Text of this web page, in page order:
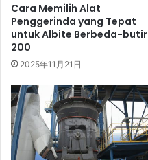
Cara Memilih Alat
Penggerinda yang Tepat
untuk Albite Berbeda-butir
200
2025年11月21日